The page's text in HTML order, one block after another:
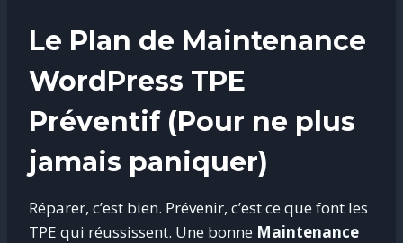
Le Plan de Maintenance
WordPress TPE
Préventif (Pour ne plus
jamais paniquer)
Réparer, c’est bien. Prévenir, c’est ce que font les
TPE qui réussissent. Une bonne Maintenance